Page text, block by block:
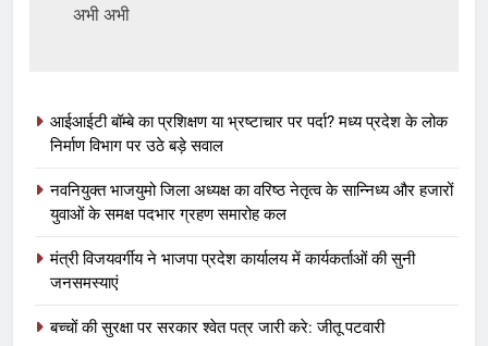
अभी अभी
आईआईटी बॉम्बे का प्रशिक्षण या भ्रष्टाचार पर पर्दा? मध्य प्रदेश के लोक
निर्माण विभाग पर उठे बड़े सवाल
नवनियुक्त भाजयुमो जिला अध्यक्ष का वरिष्ठ नेतृत्व के सान्निध्य और हजारों
युवाओं के समक्ष पदभार ग्रहण समारोह कल
मंत्री विजयवर्गीय ने भाजपा प्रदेश कार्यालय में कार्यकर्ताओं की सुनी
जनसमस्याएं
बच्चों की सुरक्षा पर सरकार श्वेत पत्र जारी करे: जीतू पटवारी